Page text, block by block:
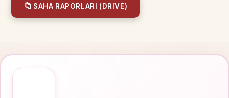
📁 SAHA RAPORLARI (DRIVE)